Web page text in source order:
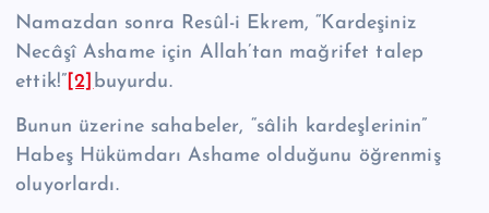
Namazdan sonra Resûl-i Ekrem, “Kardeşiniz
Necâşî As­hame için Allah’tan mağrifet talep
ettik!” [2] buyurdu.
Bunun üzerine sahabeler, “sâlih kardeşlerinin”
Habeş Hükümdarı Ashame olduğunu öğrenmiş
oluyorlardı.